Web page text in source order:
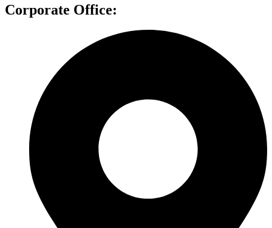
Corporate Office: